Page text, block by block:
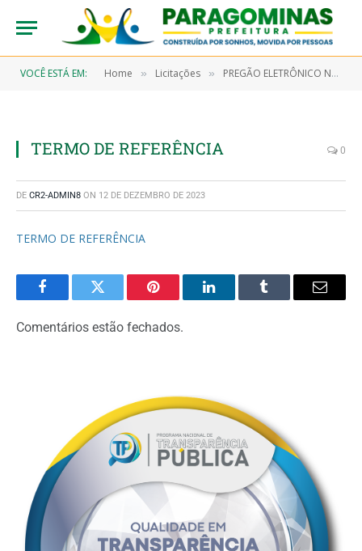
VOCÊ ESTÁ EM: Home » Licitações » PREGÃO ELETRÔNICO N° 9/2023-00012 (CONTRATAÇÃO DE EMPRESA ESPECIALIZADA EM PRESTAÇÃO DE SERVIÇOS MÉDICOS HOSPITALARES PARA A UNANIMIDADE DE CUIDADOS INTERMEDIÁRIO NEONATAL (UCI NEO) DO HOSPITAL MUNICIPAL E PARAGOMINAS – HMP)
TERMO DE REFERÊNCIA 0
DE CR2-ADMIN8 ON 12 DE DEZEMBRO DE 2023
TERMO DE REFERÊNCIA
FacebookTwitter Pinterest LinkedInTumblr Email
Comentários estão fechados.